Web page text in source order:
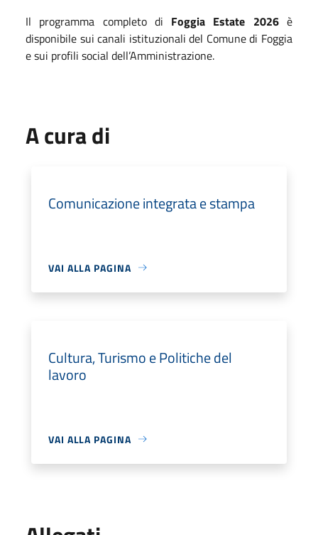
Il programma completo di Foggia Estate 2026è
disponibile sui canali istituzionali del Comune di Foggia
e sui profili social dell’Amministrazione.
A cura di
Comunicazione integrata e stampa
VAI ALLA PAGINA
Cultura, Turismo e Politiche del
lavoro
VAI ALLA PAGINA